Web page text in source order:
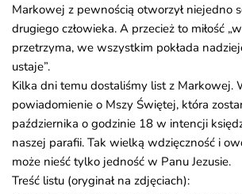
Markowej z pewnością otworzył niejedno
drugiego człowieka. A przecież to miłość
przetrzyma, we wszystkim pokłada
ustaje”.
Kilka dni temu dostaliśmy list z Markowej.
powiadomienie o Mszy Świętej, która
października o godzinie 18 w intencji
naszej parafii. Tak wielką wdzięczność i
może nieść tylko jedność w Panu Jezusie.
Treść listu (oryginał na zdjęciach):